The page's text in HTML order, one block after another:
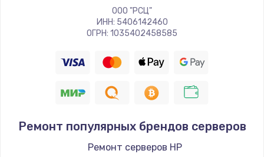
ООО "РСЦ"
ИНН: 5406142460
ОГРН: 1035402458585
Ремонт популярных брендов серверов
Ремонт серверов HP